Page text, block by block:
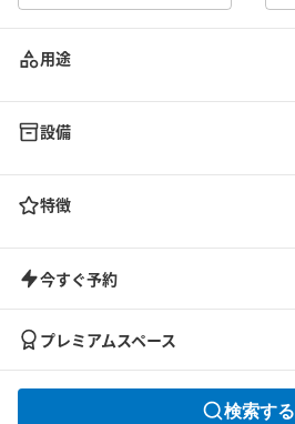
用途
設備
特徴
今すぐ予約
プレミアムスペース
検索する